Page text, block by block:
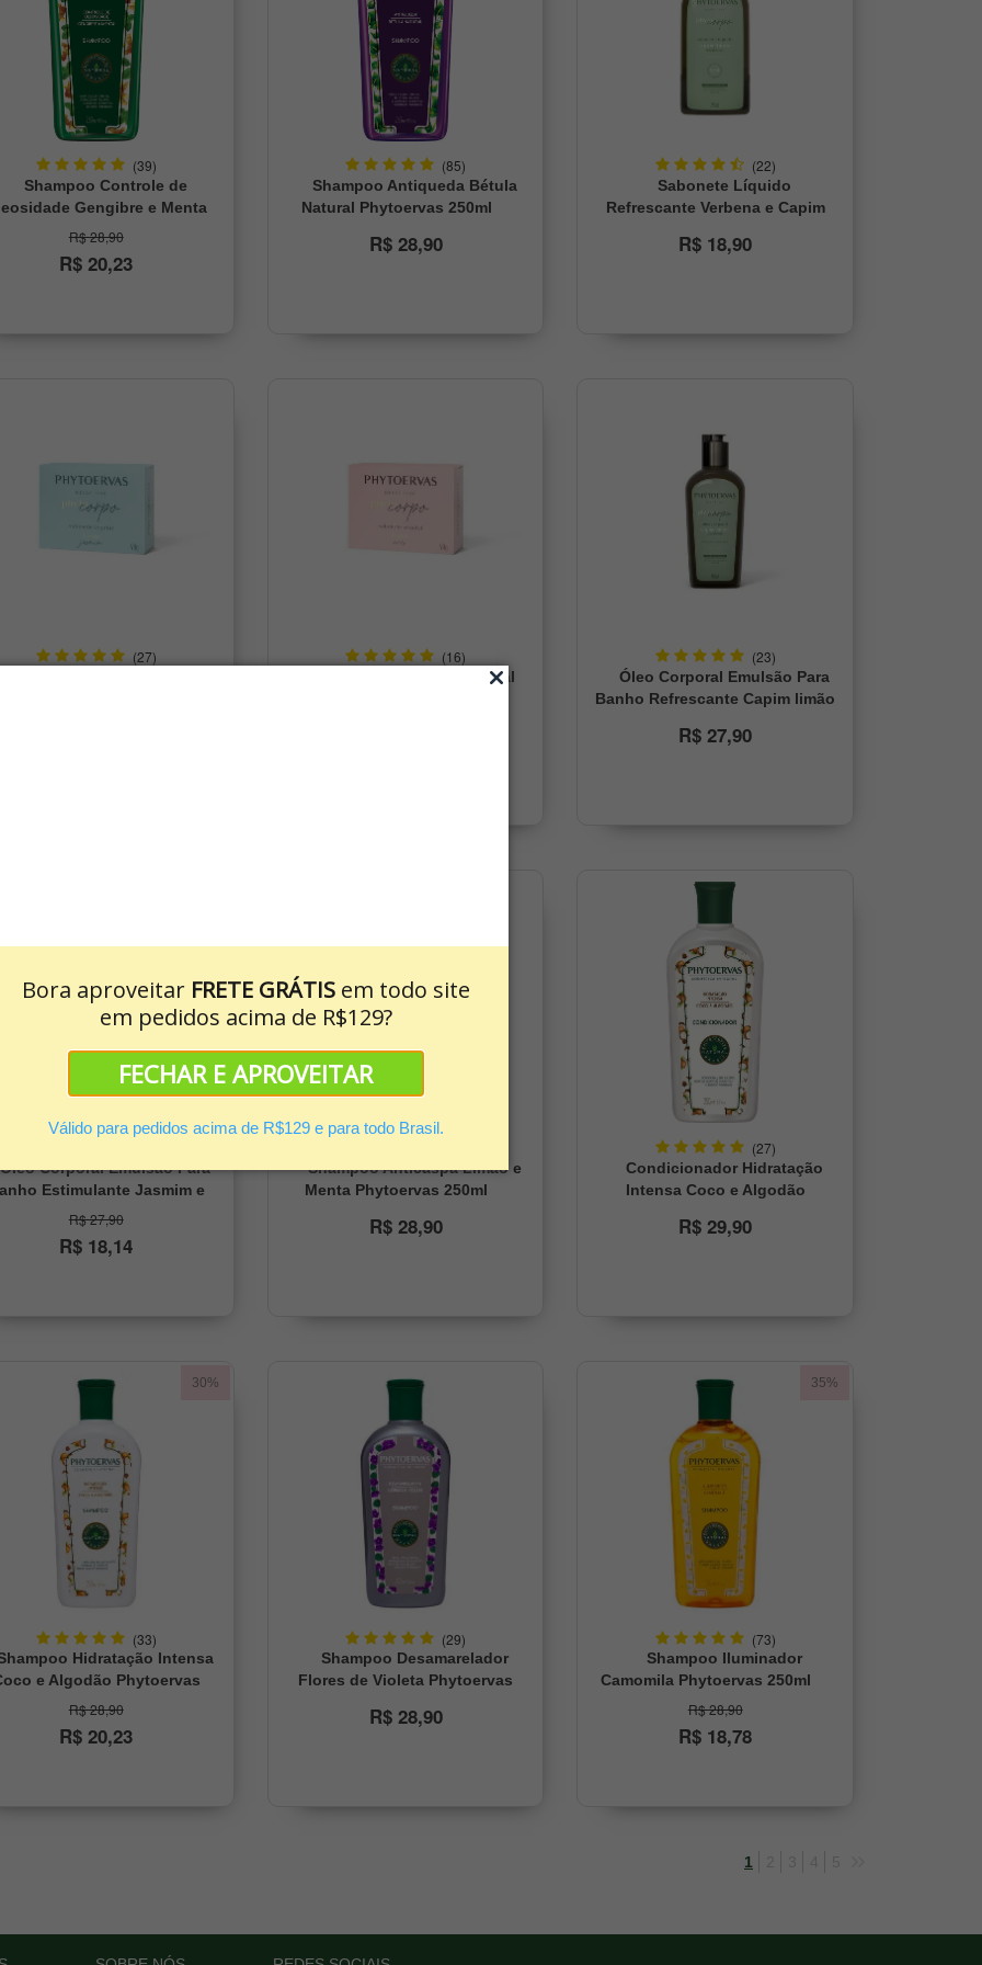
Bora aproveitar FRETE GRÁTISem todo site
em pedidos acima de R$129?
FECHAR E APROVEITAR
Válido para pedidos acima de R$129 e para todo Brasil.
(39)
Shampoo Controle de
Gengibre e Menta
Phytoervas 250ml
R$ 28,90
R$ 20,23
(85)
Shampoo Antiqueda Bétula
Natural Phytoervas 250ml
R$ 28,90
(22)
Sabonete Líquido
Refrescante Verbena e Capim
R$ 18,90
(27) (16)
Sabonete em Barra Vegetal
(23)
Óleo Corporal Emulsão Para
Banho Refrescante Capim limão
R$ 27,90
Óleo Corporal Emulsão Para
Estimulante Jasmim e
Phytoervas 160ml
R$ 27,90
R$ 18,14
Shampoo Anticaspa Limão e
Menta Phytoervas 250ml
R$ 28,90
(27)
Condicionador Hidratação
Intensa Coco e Algodão
R$ 29,90
30%
(33)
Hidratação Intensa
e Algodão Phytoervas
250ml
R$ 28,90
R$ 20,23
(29)
Shampoo Desamarelador
Flores de Violeta Phytoervas
R$ 28,90
35%
(73)
Shampoo Iluminador
Camomila Phytoervas 250ml
R$ 28,90
R$ 18,78
1